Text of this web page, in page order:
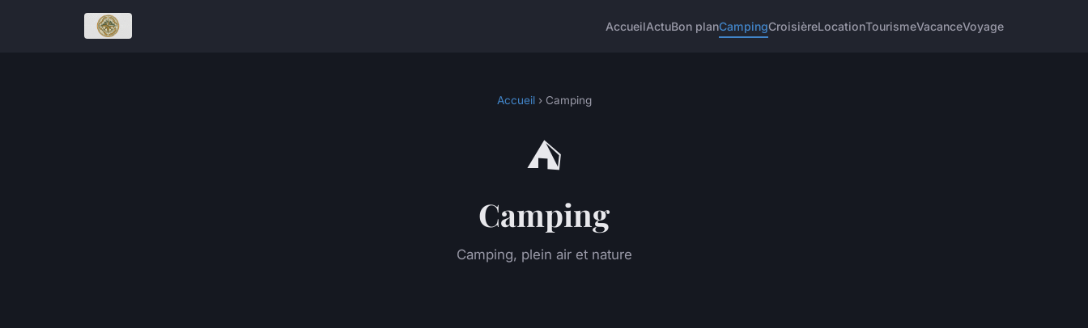
AccueilActuBon planCampingCroisièreLocationTourismeVacanceVoyage
Accueil› Camping
⛺
Camping
Camping, plein air et nature